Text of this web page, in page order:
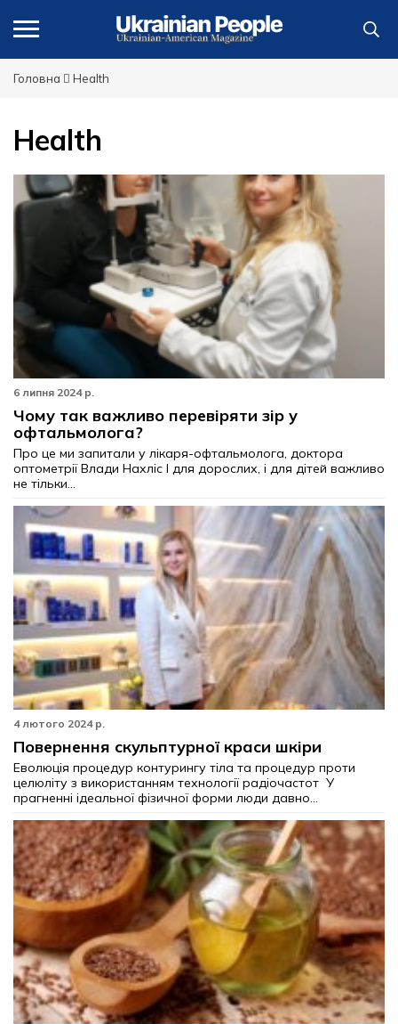
Головна Health
Health
6 липня 2024 р.
Чому так важливо перевіряти зір у
офтальмолога?
Про це ми запитали у лікаря-офтальмолога, доктора
оптометрії Влади Нахліс І для дорослих, і для дітей важливо
не тільки...
4 лютого 2024 р.
Повернення cкульптурної краси шкіри
Еволюція процедур контурингу тіла та процедур проти
целюліту з використанням технології радіочастот У
прагненні ідеальної фізичної форми люди давно...